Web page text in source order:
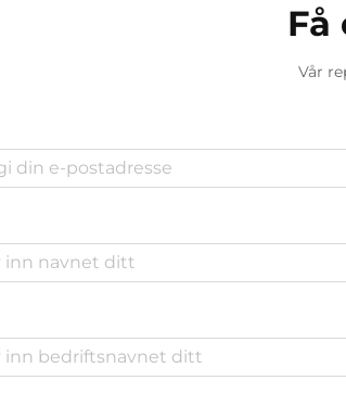
Vår